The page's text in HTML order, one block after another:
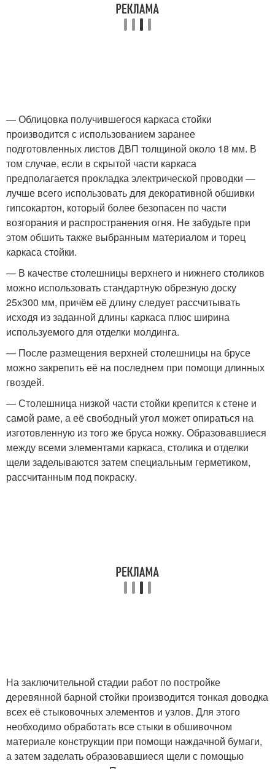
— Облицовка получившегося каркаса стойки
производится с использованием заранее
подготовленных листов ДВП толщиной около 18 мм. В
том случае, если в скрытой части каркаса
предполагается прокладка электрической проводки —
лучше всего использовать для декоративной обшивки
гипсокартон, который более безопасен по части
возгорания и распространения огня. Не забудьте при
этом обшить также выбранным материалом и торец
каркаса стойки.
— В качестве столешницы верхнего и нижнего столиков
можно использовать стандартную обрезную доску
25х300 мм, причём её длину следует рассчитывать
исходя из заданной длины каркаса плюс ширина
используемого для отделки молдинга.
— После размещения верхней столешницы на брусе
можно закрепить её на последнем при помощи длинных
гвоздей.
— Столешница низкой части стойки крепится к стене и
самой раме, а её свободный угол может опираться на
изготовленную из того же бруса ножку. Образовавшиеся
между всеми элементами каркаса, столика и отделки
щели заделываются затем специальным герметиком,
рассчитанным под покраску.
На заключительной стадии работ по постройке
деревянной барной стойки производится тонкая доводка
всех её стыковочных элементов и узлов. Для этого
необходимо обработать все стыки в обшивочном
материале конструкции при помощи наждачной бумаги,
а затем заделать образовавшиеся щели с помощью